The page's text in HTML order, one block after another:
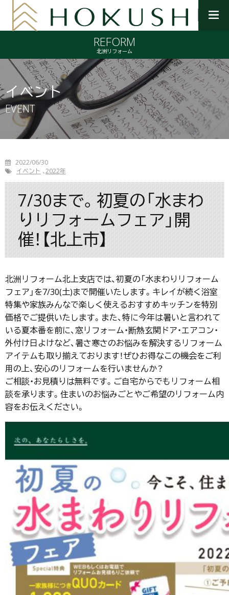
を
開
く
REFORM
北洲リフォーム
イベント
EVENT
2022/06/30
イベント
2022年
7/30まで。初夏の「水まわ
りリフォームフェア」開
催！【北上市】
北洲リフォーム北上支店では、初夏の「水まわりリフォーム
フェア」を7/30(土)まで開催いたします。キレイが続く浴室
特集や家族みんなで楽しく使えるおすすめキッチンを特別
価格でご提供いたします。また、特に今年は暑いと言われて
いる夏本番を前に、窓リフォーム・断熱玄関ドア・エアコン・
外付け日よけなど、暑さ寒さのお悩みを解決するリフォーム
アイテムも取り揃えております！ぜひお得なこの機会をご利
用の上、安心のリフォームを行いませんか？
ご相談・お見積りは無料です。ご自宅からでもリフォーム相
談を承ります。住まいのお悩みごとやご希望のリフォーム内
容をお伝えください。